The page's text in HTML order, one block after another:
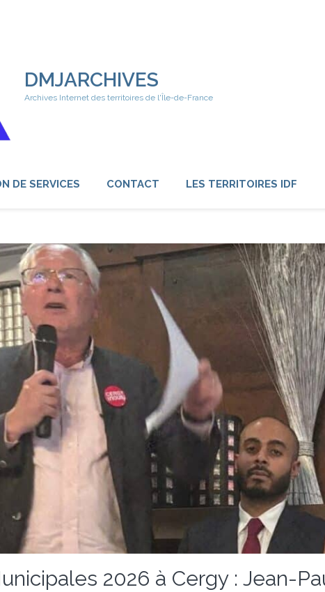
DMJARCHIVES
Archives Internet des territoires de l'Île-de-France
DE SERVICES CONTACT LES TERRITOIRES IDF
2026 à Cergy : Jean-